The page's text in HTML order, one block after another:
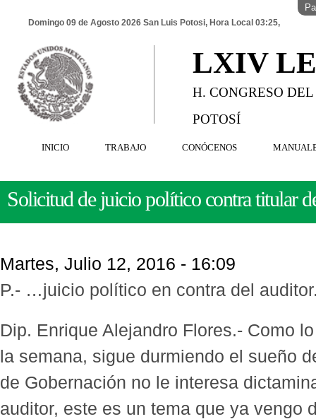
Domingo 09 de Agosto 2026 San Luis Potosi, Hora Local 03:25,
LXIV
H. CONGRESO
POTOSÍ
INICIO TRABAJO CONÓCENOS
Solicitud de juicio político contra titular
Martes, Julio 12, 2016 - 16:09
P.- …juicio político en contra del
Dip. Enrique Alejandro Flores.- Como
la semana, sigue durmiendo el sueño
de Gobernación no le interesa
auditor, este es un tema que ya vengo